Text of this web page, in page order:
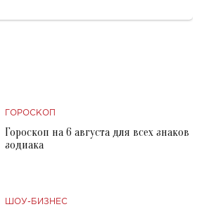
ГОРОСКОП
Гороскоп на 6 августа для всех знаков
зодиака
ШОУ-БИЗНЕС